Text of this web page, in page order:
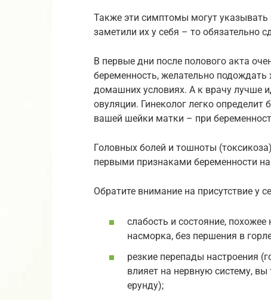
Также эти симптомы могут
заметили их у себя – то обязательно
В первые дни после полового акта
беременность, желательно
домашних условиях. А к врачу лучше
овуляции. Гинеколог легко определит
вашей шейки матки – при
Головных болей и тошноты
первыми признаками беременности
Обратите внимание на присутствие у
слабость и состояние,
насморка, без першения в
резкие перепады настроения
влияет на нервную систему, вы
ерунду);